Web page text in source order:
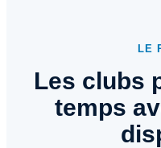
LE
Les clubs
temps